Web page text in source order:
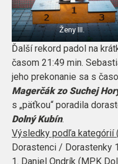
Ženy III.
Ďalší rekord padol na
časom 21:49 min.
jeho prekonanie sa s
Magerčák zo Suchej
s „päťkou“ poradila
Dolný Kubín.
Výsledky podľa kategórií
Dorastenci / Dorastenky
1. Daniel Ondrík (MPK